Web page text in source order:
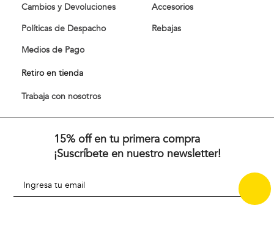
Cambios y Devoluciones
Políticas de Despacho
Medios de Pago
Retiro en tienda
Trabaja con nosotros
Accesorios
Rebajas
15% off en tu primera compra
¡Suscríbete en nuestro newsletter!